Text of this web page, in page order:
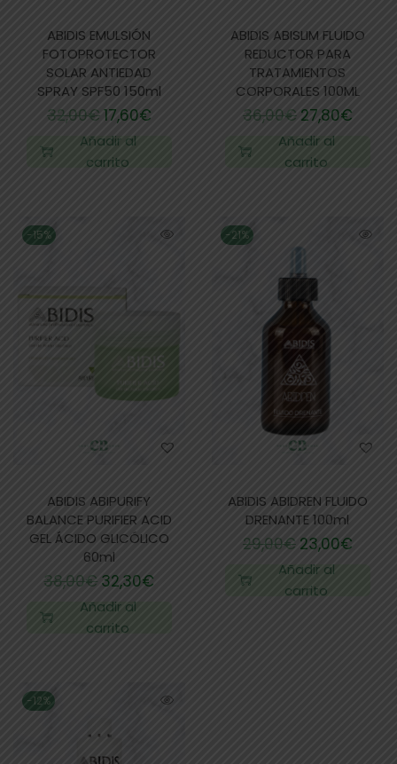
ABIDIS EMULSIÓN
FOTOPROTECTOR
SOLAR ANTIEDAD
SPRAY SPF50 150ml
32,00€17,60€
Añadir al
carrito
ABIDIS ABISLIM FLUIDO
REDUCTOR PARA
TRATAMIENTOS
CORPORALES 100ML
36,00€ 27,80€
Añadir al
carrito
-15%
ABIDIS ABIPURIFY
BALANCE PURIFIER ACID
GEL ÁCIDO GLICÓLICO
60ml
38,00€32,30€
Añadir al
carrito
-21%
ABIDIS ABIDREN FLUIDO
DRENANTE 100ml
29,00€ 23,00€
Añadir al
carrito
-12%